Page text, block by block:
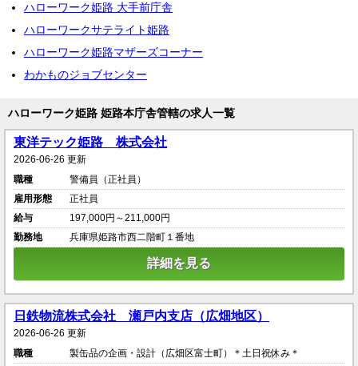
ハローワーク姫路 大手前庁舎
ハローワークサテライト姫路
ハローワーク姫路マザーズコーナー
わかものジョブセンター
ハローワーク姫路 姫路本庁舎管轄の求人一覧
東洋テック姫路 株式会社
2026-06-26 更新
職種
警備員（正社員）
雇用形態
正社員
給与
197,000円～211,000円
勤務地
兵庫県姫路市西二階町１番地
詳細を見る
日鉄物流株式会社 瀬戸内支店（広畑地区）
2026-06-26 更新
職種
製缶品の企画・設計（広畑区富士町）＊土日祝休み＊